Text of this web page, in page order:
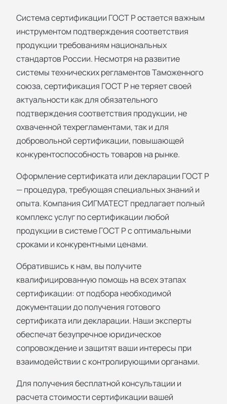
Система сертификации ГОСТ Р остается важным
инструментом подтверждения соответствия
продукции требованиям национальных
стандартов России. Несмотря на развитие
системы технических регламентов Таможенного
союза, сертификация ГОСТ Р не теряет своей
актуальности как для обязательного
подтверждения соответствия продукции, не
охваченной техрегламентами, так и для
добровольной сертификации, повышающей
конкурентоспособность товаров на рынке.
Оформление сертификата или декларации ГОСТ Р
— процедура, требующая специальных знаний и
опыта. Компания СИГМАТЕСТ предлагает полный
комплекс услуг по сертификации любой
продукции в системе ГОСТ Р с оптимальными
сроками и конкурентными ценами.
Обратившись к нам, вы получите
квалифицированную помощь на всех этапах
сертификации: от подбора необходимой
документации до получения готового
сертификата или декларации. Наши эксперты
обеспечат безупречное юридическое
сопровождение и защитят ваши интересы при
взаимодействии с контролирующими органами.
Для получения бесплатной консультации и
расчета стоимости сертификации вашей